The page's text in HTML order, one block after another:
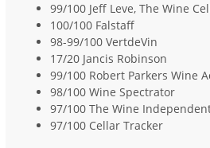
99/100 Jeff Leve, The Wine
100/100 Falstaff
98-99/100 VertdeVin
17/20 Jancis Robinson
99/100 Robert Parkers Wine
98/100 Wine Spectrator
97/100 The Wine
97/100 Cellar Tracker